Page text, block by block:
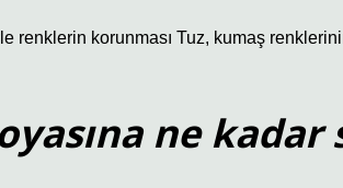
renklerin korunması Tuz, kumaş
ne kadar